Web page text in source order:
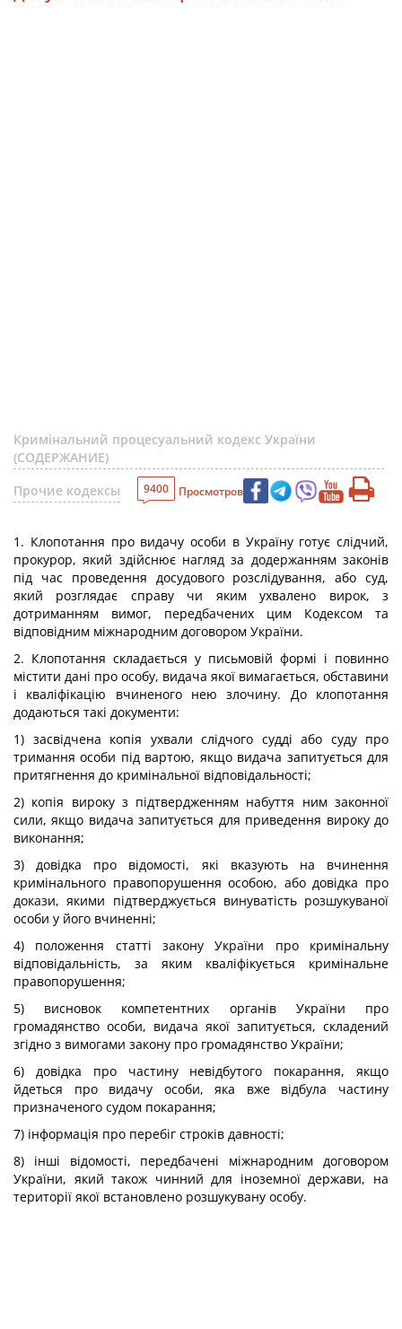
Кримінальний процесуальний кодекс України
(СОДЕРЖАНИЕ)
Прочие кодексы
9400 Просмотров
1. Клопотання про видачу особи в Україну готує слідчий,
прокурор, який здійснює нагляд за додержанням законів
під час проведення досудового розслідування, або суд,
який розглядає справу чи яким ухвалено вирок, з
дотриманням вимог, передбачених цим Кодексом та
відповідним міжнародним договором України.
2. Клопотання складається у письмовій формі і повинно
містити дані про особу, видача якої вимагається, обставини
і кваліфікацію вчиненого нею злочину. До клопотання
додаються такі документи:
1) засвідчена копія ухвали слідчого судді або суду про
тримання особи під вартою, якщо видача запитується для
притягнення до кримінальної відповідальності;
2) копія вироку з підтвердженням набуття ним законної
сили, якщо видача запитується для приведення вироку до
виконання;
3) довідка про відомості, які вказують на вчинення
кримінального правопорушення особою, або довідка про
докази, якими підтверджується винуватість розшукуваної
особи у його вчиненні;
4) положення статті закону України про кримінальну
відповідальність, за яким кваліфікується кримінальне
правопорушення;
5) висновок компетентних органів України про
громадянство особи, видача якої запитується, складений
згідно з вимогами закону про громадянство України;
6) довідка про частину невідбутого покарання, якщо
йдеться про видачу особи, яка вже відбула частину
призначеного судом покарання;
7) інформація про перебіг строків давності;
8) інші відомості, передбачені міжнародним договором
України, який також чинний для іноземної держави, на
території якої встановлено розшукувану особу.